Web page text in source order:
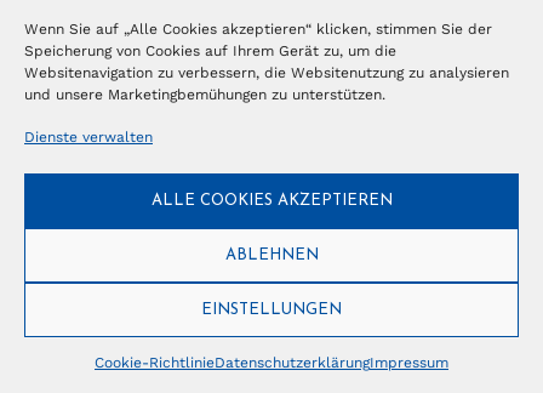
Wenn Sie auf „Alle Cookies akzeptieren“ klicken, stimmen Sie der
Speicherung von Cookies auf Ihrem Gerät zu, um die
Websitenavigation zu verbessern, die Websitenutzung zu analysieren
und unsere Marketingbemühungen zu unterstützen.
Dienste verwalten
ALLE COOKIES AKZEPTIEREN
ABLEHNEN
EINSTELLUNGEN
Cookie-RichtlinieDatenschutzerklärungImpressum
© Copyright 2026 – Ferientrends // info@tlvg.ch// +41 31 300 30 85 //
Tourismus Lifestyle Verlag GmbH // Frohbergweg 1 - CH-3012 Bern //
Datenschutzerklärung//Impressum